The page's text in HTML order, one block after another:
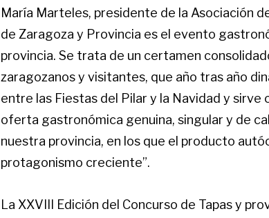
María Marteles, presidente de la Asociación
de Zaragoza y Provincia es el evento
provincia. Se trata de un certamen
zaragozanos y visitantes, que año tras año
entre las Fiestas del Pilar y la Navidad y
oferta gastronómica genuina, singular y de
nuestra provincia, en los que el producto
protagonismo creciente”.
La XXVIII Edición del Concurso de Tapas y